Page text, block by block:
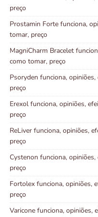
preço
Prostamin Forte funciona,
tomar, preço
MagniCharm Bracelet
como tomar, preço
Psoryden funciona,
preço
Erexol funciona, opiniões,
preço
ReLiver funciona, opiniões,
preço
Cystenon funciona,
preço
Fortolex funciona, opiniões,
preço
Varicone funciona, opiniões,